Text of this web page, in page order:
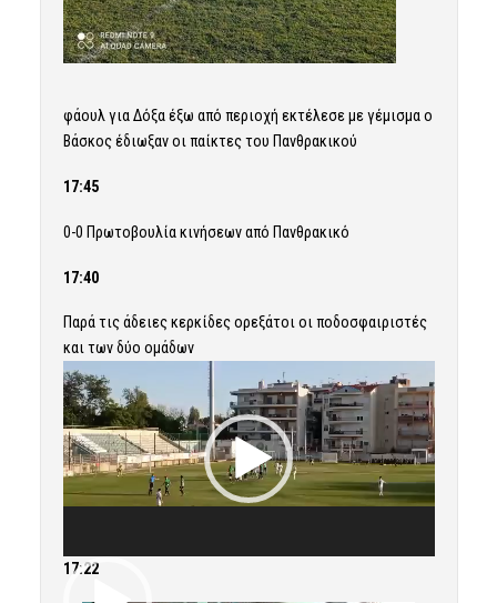
φάουλ για Δόξα έξω από περιοχή εκτέλεσε με γέμισμα ο
Βάσκος έδιωξαν οι παίκτες του Πανθρακικού
17:45
0-0 Πρωτοβουλία κινήσεων από Πανθρακικό
17:40
Παρά τις άδειες κερκίδες ορεξάτοι οι ποδοσφαιριστές
και των δύο ομάδων
Πρόγραμμα
Αναπαραγωγής
Βίντεο
17:22